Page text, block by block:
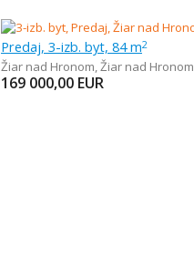
Predaj, 3-izb. byt, 84 m2
Žiar nad Hronom,Žiar nad Hronom
169 000,00 EUR